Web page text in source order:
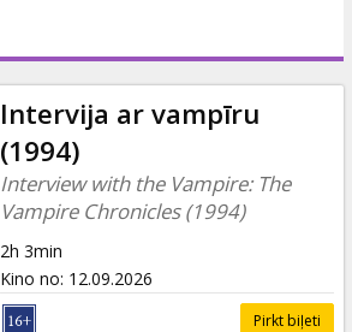
Intervija ar vampīru
(1994)
Interview with the Vampire: The
Vampire Chronicles (1994)
2h 3min
Kino no: 12.09.2026
Pirkt biļeti